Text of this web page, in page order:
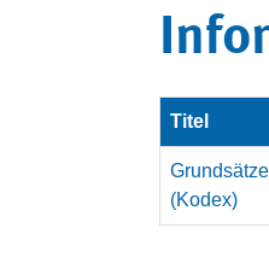
Titel
(Kodex)